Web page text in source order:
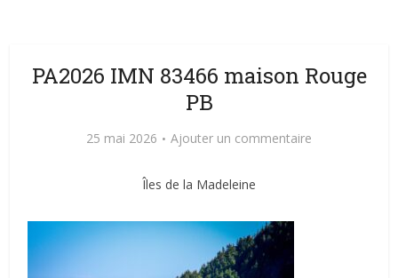
PA2026 IMN 83466 maison Rouge
PB
25 mai 2026 Ajouter un commentaire
Îles de la Madeleine